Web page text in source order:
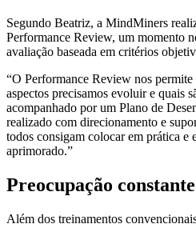
Segundo Beatriz, a MindMiners
Performance Review, um momento
avaliação baseada em critérios
“O Performance Review nos
aspectos precisamos evoluir e quais
acompanhado por um Plano de
realizado com direcionamento e
todos consigam colocar em prática e
aprimorado.”
Preocupação
Além dos treinamentos